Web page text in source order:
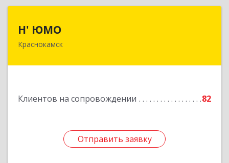
Н' ЮМО
Краснокамск
Клиентов на сопровождении 82
Отправить заявку
617060, Пермский край, Краснокамский р-н,
Подробнее
Отправить заявку